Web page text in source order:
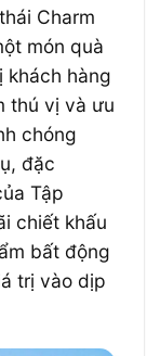
Charm
món quà
khách hàng
thú vị và ưu
chóng
đặc
Tập
chiết khấu
bất động
trị vào dịp